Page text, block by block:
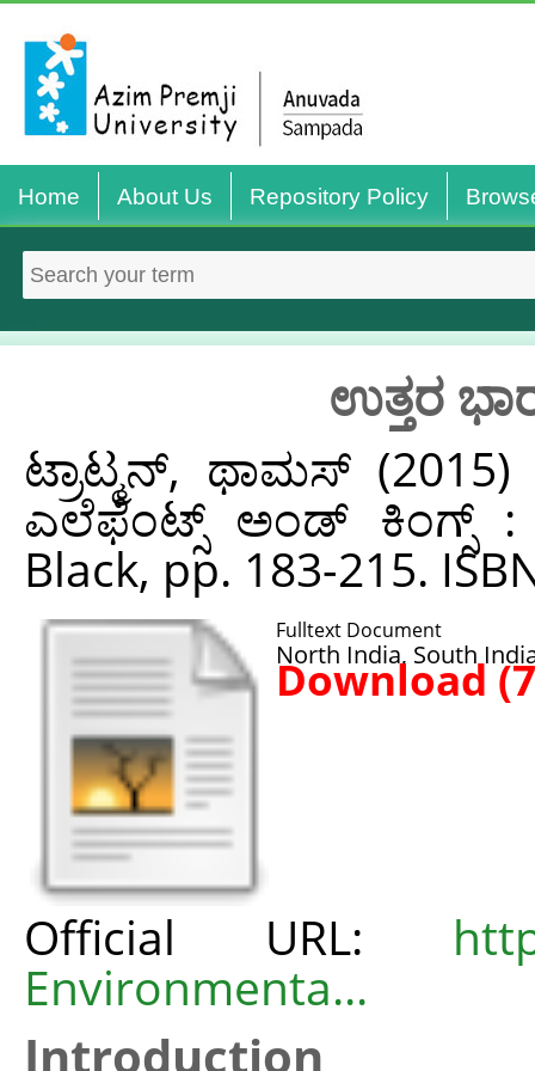
Home About Us Repository Policy
ಉತ್ತರ
ಟ್ರಾಟ್ಮನ್, ಥಾಮಸ್
ಎಲೆಫೆಂಟ್ಸ್ ಅಂಡ್ ಕಿಂಗ್ಸ್ :
Black, pp. 183-215.
Fulltext Document
North India, South
Download
Official URL:
Environmenta...
Introduction